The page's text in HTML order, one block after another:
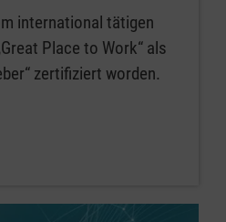
international tätigen
Place to Work“ als
zertifiziert worden.